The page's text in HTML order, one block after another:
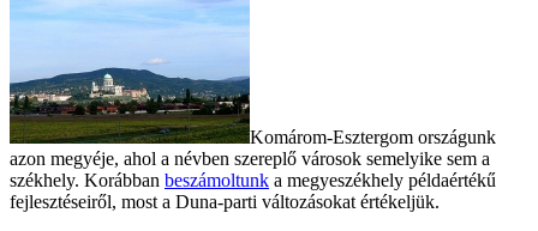
Komárom-Esztergom országunk
azon megyéje, ahol a névben szereplő városok semelyike sem a
székhely. Korábban beszámoltunk a megyeszékhely példaértékű
fejlesztéseiről, most a Duna-parti változásokat értékeljük.